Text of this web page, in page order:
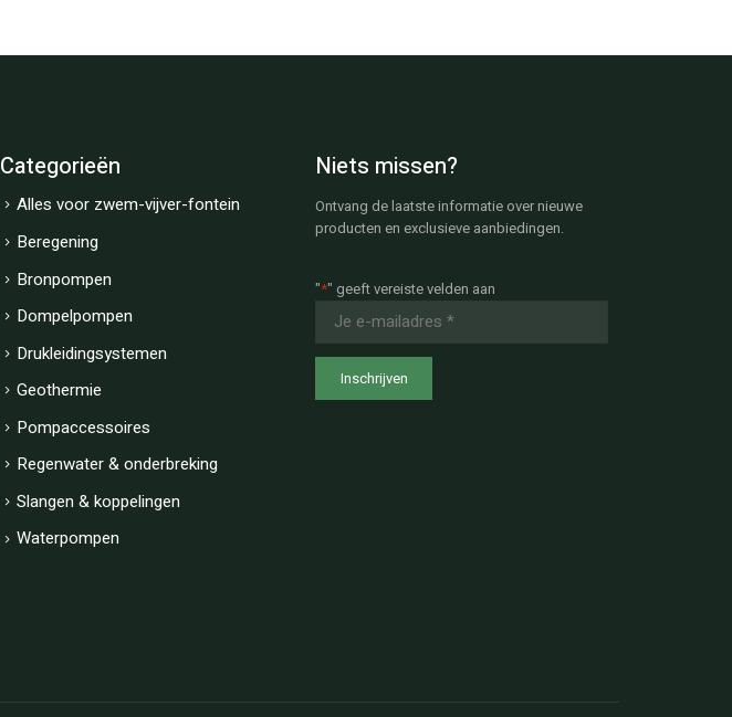
Categorieën
Alles voor zwem-vijver-fontein
Beregening
Bronpompen
Dompelpompen
Drukleidingsystemen
Geothermie
Pompaccessoires
Regenwater & onderbreking
Slangen & koppelingen
Waterpompen
Niets missen?
Ontvang de laatste informatie over nieuwe
producten en exclusieve aanbiedingen.
"*" geeft vereiste velden aan
mailadres
*